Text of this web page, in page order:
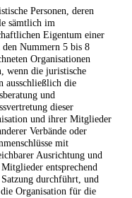
Personen, deren
sämtlich im
Eigentum einer
Nummern 5 bis 8
Organisationen
wenn die juristische
ausschließlich die
und
dieser
und ihrer Mitglieder
Verbände oder
mit
Ausrichtung und
entsprechend
Satzung durchführt, und
Organisation für die